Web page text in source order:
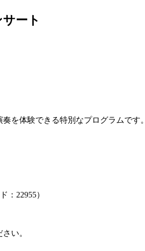
ート
を体験できる特別なプログラムです。
：22955）
い。